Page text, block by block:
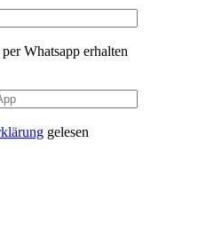
Whatsapp erhalten
gelesen